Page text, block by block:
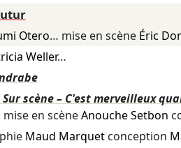
Otero… mise en scène Éric
Weller…
scène – C'est merveilleux
mise en scèneAnouche Setbon
Maud Marquetconception